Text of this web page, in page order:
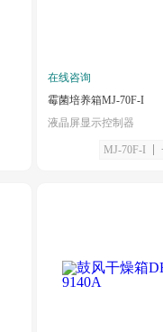
在线咨询
霉菌培养箱MJ-70F-I
液晶屏显示控制器
MJ-70F-I